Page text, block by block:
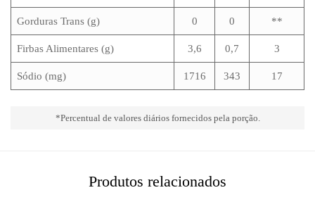
Gorduras Trans (g) 0 0 **
Firbas Alimentares (g) 3,6 0,7 3
Sódio (mg) 1716 343 17
*Percentual de valores diários fornecidos pela porção.
Produtos relacionados